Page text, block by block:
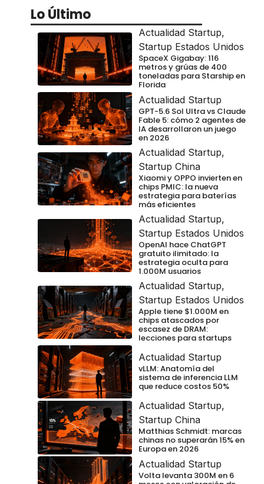
Lo Último
Actualidad Startup,
Startup Estados Unidos
SpaceX Gigabay: 116
metros y grúas de 400
toneladas para Starship en
Florida
Actualidad Startup
GPT-5.6 Sol Ultra vs Claude
Fable 5: cómo 2 agentes de
IA desarrollaron un juego
en 2026
Actualidad Startup,
Startup China
Xiaomi y OPPO invierten en
chips PMIC: la nueva
estrategia para baterías
más eficientes
Actualidad Startup,
Startup Estados Unidos
OpenAI hace ChatGPT
gratuito ilimitado: la
estrategia oculta para
1.000M usuarios
Actualidad Startup,
Startup Estados Unidos
Apple tiene $1.000M en
chips atascados por
escasez de DRAM:
lecciones para startups
Actualidad Startup
vLLM: Anatomía del
sistema de inferencia LLM
que reduce costos 50%
Actualidad Startup,
Startup China
Matthias Schmidt: marcas
chinas no superarán 15% en
Europa en 2026
Actualidad Startup
Volta levanta 300M en 6